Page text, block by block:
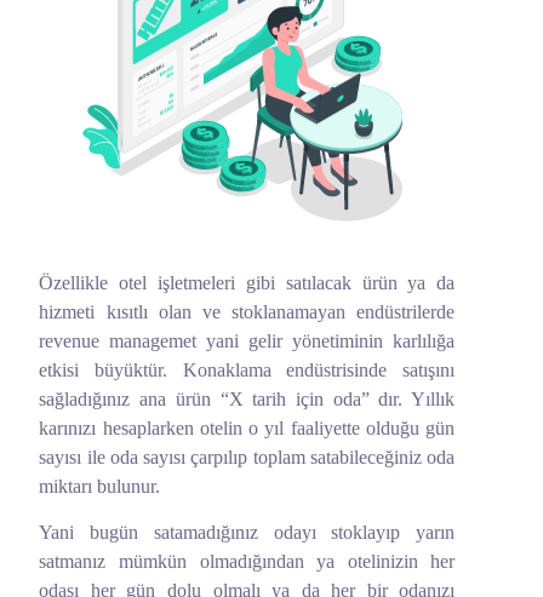
Özellikle otel işletmeleri gibi satılacak ürün ya da
hizmeti kısıtlı olan ve stoklanamayan endüstrilerde
revenue managemet yani gelir yönetiminin karlılığa
etkisi büyüktür. Konaklama endüstrisinde satışını
sağladığınız ana ürün “X tarih için oda” dır. Yıllık
karınızı hesaplarken otelin o yıl faaliyette olduğu gün
sayısı ile oda sayısı çarpılıp toplam satabileceğiniz oda
miktarı bulunur.
Yani bugün satamadığınız odayı stoklayıp yarın
satmanız mümkün olmadığından ya otelinizin her
odası her gün dolu olmalı ya da her bir odanızı